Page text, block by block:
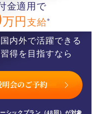
金適用で
万円支給※
内外で活躍できる
得を目指すなら
シックプラン（48回）が対象